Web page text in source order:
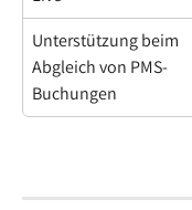
Unterstützung beim
Abgleich von PMS-
Buchungen